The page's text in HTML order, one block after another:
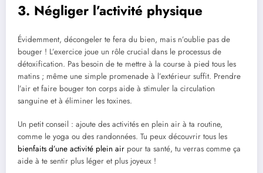
3. Négliger l’activité physique
Évidemment, décongeler te fera du bien, mais n’oublie pas de
bouger ! L’exercice joue un rôle crucial dans le processus de
détoxification. Pas besoin de te mettre à la course à pied tous les
matins ; même une simple promenade à l’extérieur suffit. Prendre
l’air et faire bouger ton corps aide à stimuler la circulation
sanguine et à éliminer les toxines.
Un petit conseil : ajoute des activités en plein air à ta routine,
comme le yoga ou des randonnées. Tu peux découvrir tous les
bienfaits d’une activité plein air pour ta santé, tu verras comme ça
aide à te sentir plus léger et plus joyeux !